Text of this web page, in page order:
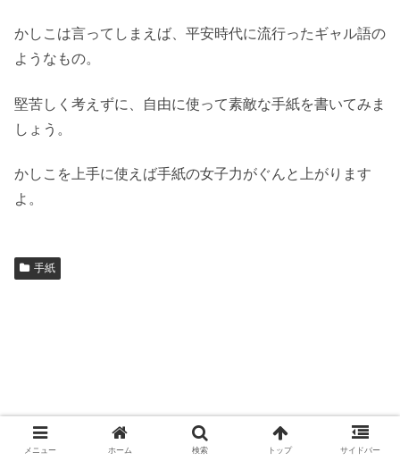
かしこは言ってしまえば、平安時代に流行ったギャル語の
ようなもの。
堅苦しく考えずに、自由に使って素敵な手紙を書いてみま
しょう。
かしこを上手に使えば手紙の女子力がぐんと上がります
よ。
手紙
メニュー ホーム 検索 トップ サイドバー